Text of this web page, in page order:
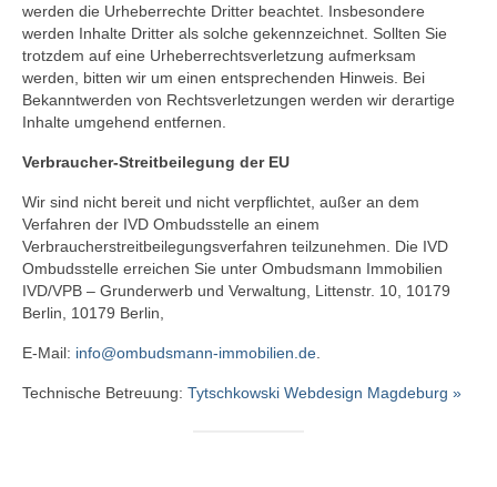
werden die Urheberrechte Dritter beachtet. Insbesondere
werden Inhalte Dritter als solche gekennzeichnet. Sollten Sie
trotzdem auf eine Urheberrechtsverletzung aufmerksam
werden, bitten wir um einen entsprechenden Hinweis. Bei
Bekanntwerden von Rechtsverletzungen werden wir derartige
Inhalte umgehend entfernen.
Verbraucher-Streitbeilegung der EU
Wir sind nicht bereit und nicht verpflichtet, außer an dem
Verfahren der IVD Ombudsstelle an einem
Verbraucherstreitbeilegungsverfahren teilzunehmen. Die IVD
Ombudsstelle erreichen Sie unter Ombudsmann Immobilien
IVD/VPB – Grunderwerb und Verwaltung, Littenstr. 10, 10179
Berlin, 10179 Berlin,
E-Mail: info@ombudsmann-immobilien.de.
Technische Betreuung: Tytschkowski Webdesign Magdeburg »